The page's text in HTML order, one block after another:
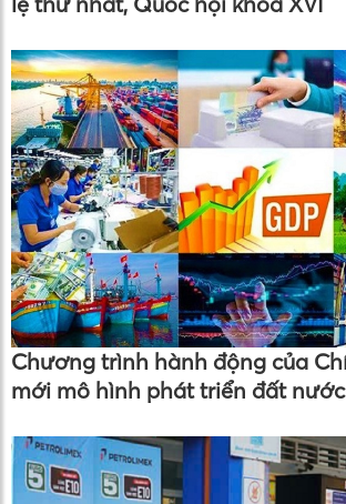
Chương trình hành động của
mới mô hình phát triển đất nước